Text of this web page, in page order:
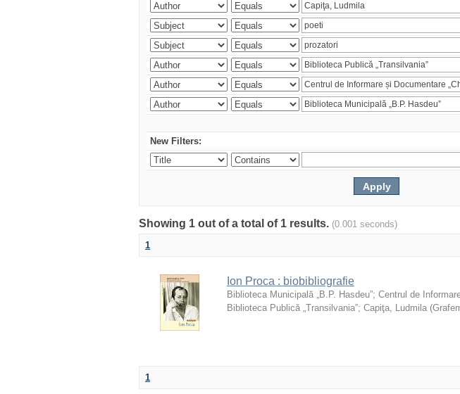
New Filters:
Showing 1 out of a total of 1 results. (0.001 seconds)
1
Ion Proca : biobibliografie
Biblioteca Municipală „B.P. Hasdeu”; Centrul de
Biblioteca Publică „Transilvania”; Capiţa, Ludmila (
1